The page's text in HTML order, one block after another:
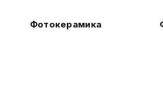
Фотокерамика